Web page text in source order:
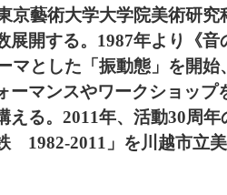
京藝術大学大学院美術研
展開する。1987年より《
マとした「振動態」を開
ーマンスやワークショップ
える。2011年、活動30周
1982-2011」を川越市立